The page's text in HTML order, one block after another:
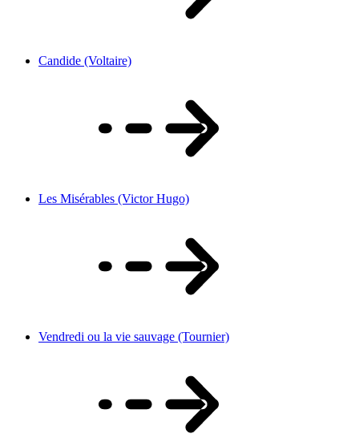
Candide (Voltaire)
Les Misérables (Victor Hugo)
Vendredi ou la vie sauvage (Tournier)